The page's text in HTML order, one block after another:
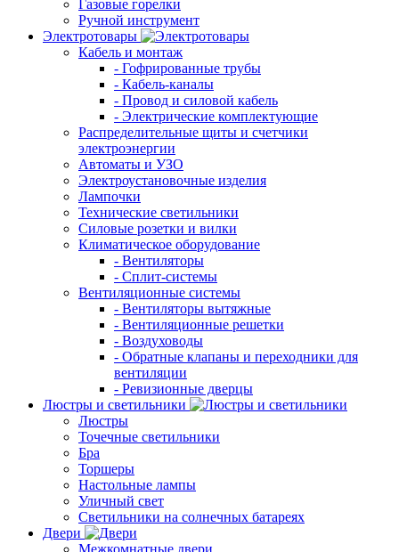
Газовые горелки
Ручной инструмент
Электротовары
Кабель и монтаж
- Гофрированные трубы
- Кабель-каналы
- Провод и силовой кабель
- Электрические комплектующие
Распределительные щиты и счетчики
электроэнергии
Автоматы и УЗО
Электроустановочные изделия
Лампочки
Технические светильники
Силовые розетки и вилки
Климатическое оборудование
- Вентиляторы
- Сплит-системы
Вентиляционные системы
- Вентиляторы вытяжные
- Вентиляционные решетки
- Воздуховоды
- Обратные клапаны и переходники для
вентиляции
- Ревизионные дверцы
Люстры и светильники
Люстры
Точечные светильники
Бра
Торшеры
Настольные лампы
Уличный свет
Светильники на солнечных батареях
Двери
Межкомнатные двери